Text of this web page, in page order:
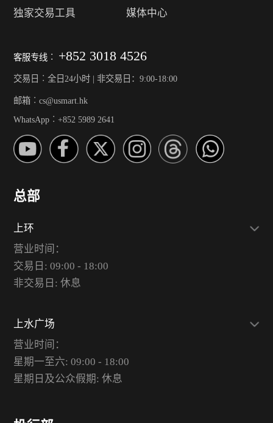
独家交易工具 媒体中心
客服专线︰ +852 3018 4526
交易日︰全日24小时 | 非交易日：9:00-18:00
邮箱︰cs@usmart.hk
WhatsApp︰+852 5989 2641
总部
上环
营业时间：
交易日: 09:00 - 18:00
非交易日: 休息
上水广场
营业时间：
星期一至六: 09:00 - 18:00
星期日及公众假期: 休息